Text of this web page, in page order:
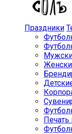
Праздники
Печать